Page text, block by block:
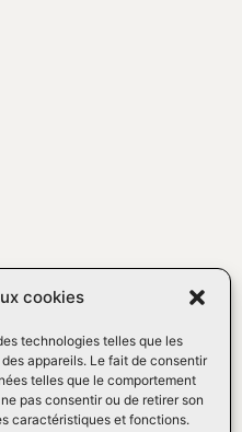
cookies
technologies telles que les
appareils. Le fait de consentir
telles que le comportement
pas consentir ou de retirer son
caractéristiques et fonctions.